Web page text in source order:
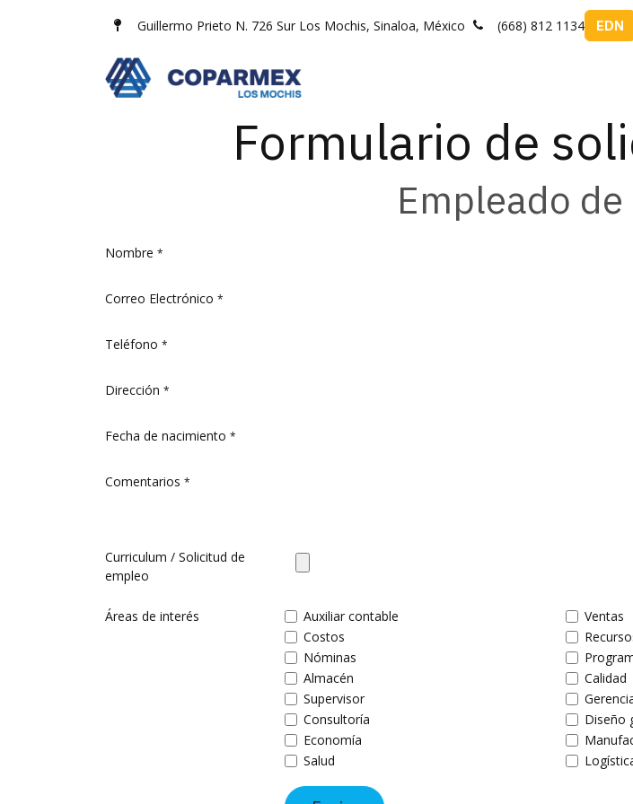
Guillermo Prieto N. 726 Sur Los Mochis, Sinaloa, México (668) 812 1134 EDN
Formulario de
Empleado
Nombre *
Correo Electrónico *
Teléfono *
Dirección *
Fecha de nacimiento *
Comentarios *
Curriculum / Solicitud de
empleo
Áreas de interés Auxiliar contable Ventas
Costos
Nóminas
Almacén
Calidad
Supervisor
Consultoría
Diseño
Economía
Salud